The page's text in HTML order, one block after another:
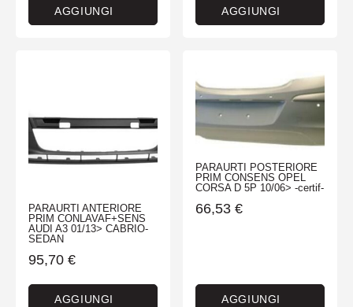
AGGIUNGI AGGIUNGI
PARAURTI ANTERIORE
PRIM CONLAVAF+SENS
AUDI A3 01/13> CABRIO-
SEDAN
95,70 €
AGGIUNGI
PARAURTI POSTERIORE
PRIM CONSENS OPEL
CORSA D 5P 10/06> -certif-
66,53 €
AGGIUNGI